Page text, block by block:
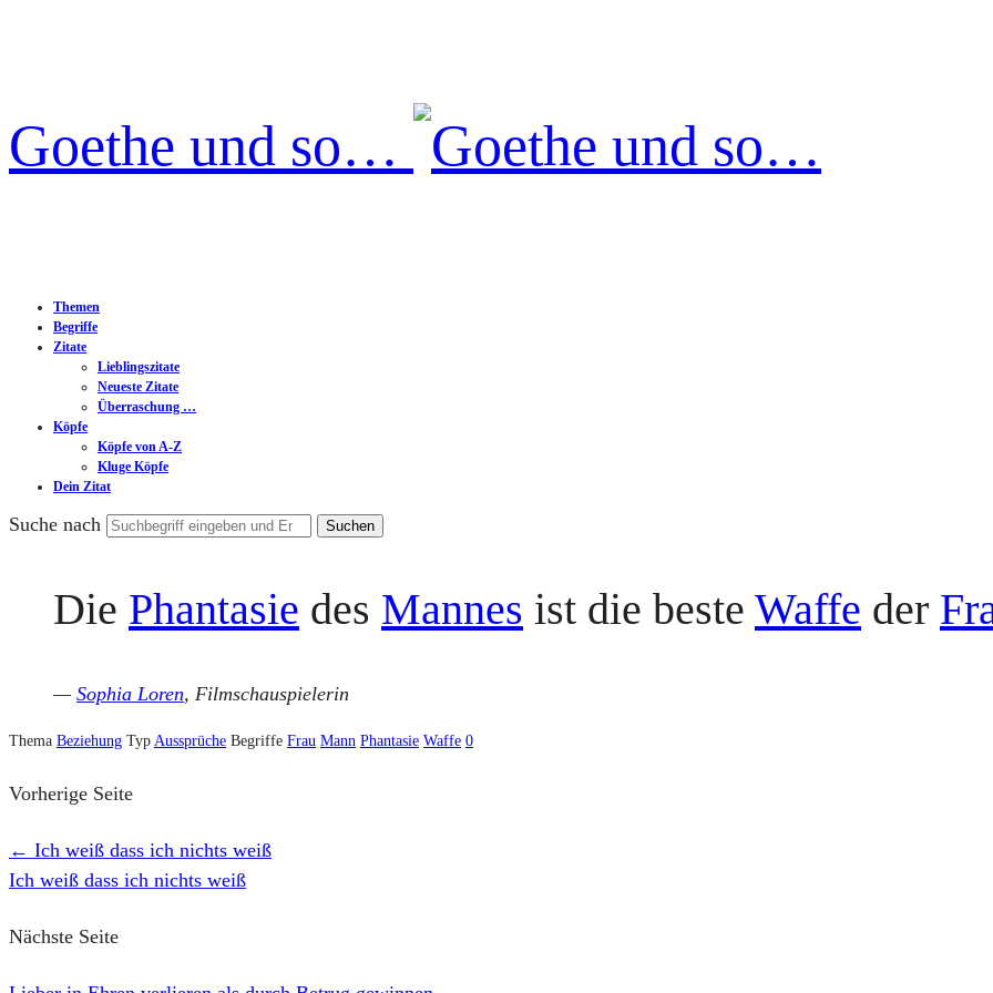
Goethe und so…
Themen
Begriffe
Zitate
Lieblingszitate
Neueste Zitate
Überraschung …
Köpfe
Köpfe von A-Z
Kluge Köpfe
Dein Zitat
Suche nach
Die Phantasie des Mannes ist die beste Waffe der
— Sophia Loren, Filmschauspielerin
Thema Beziehung Typ Aussprüche Begriffe Frau Mann Phantasie Waffe 0
Vorherige Seite
← Ich weiß dass ich nichts weiß
Ich weiß dass ich nichts weiß
Nächste Seite